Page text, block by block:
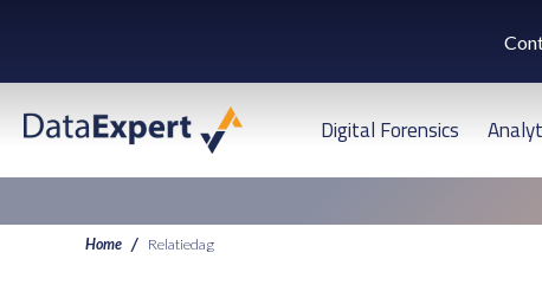
Digital Forensics
Home Relatiedag